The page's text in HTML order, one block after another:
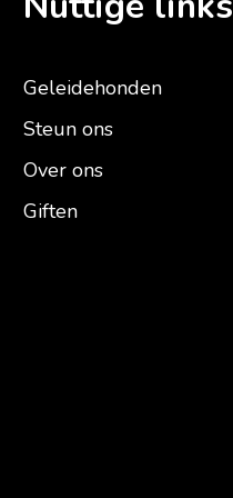
Geleidehonden
Steun ons
Over ons
Giften